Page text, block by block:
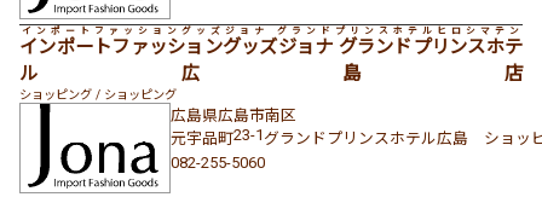
インポートファッショングッズジョナ グランドプリンスホテ
ル広島店
インポートファッショングッズジョナ グランドプリンスホテルヒロシマテン
ショッピング / ショッピング
広島県広島市南区
元宇品町23-1 グランドプリンスホテル広島 ショッ
082-255-5060